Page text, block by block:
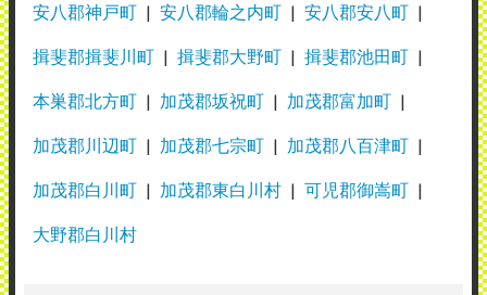
安八郡神戸町 安八郡輪之内町 安八郡安八町
揖斐郡揖斐川町 揖斐郡大野町 揖斐郡池田町
本巣郡北方町 加茂郡坂祝町 加茂郡富加町
加茂郡川辺町 加茂郡七宗町 加茂郡八百津町
加茂郡白川町 加茂郡東白川村 可児郡御嵩町
大野郡白川村